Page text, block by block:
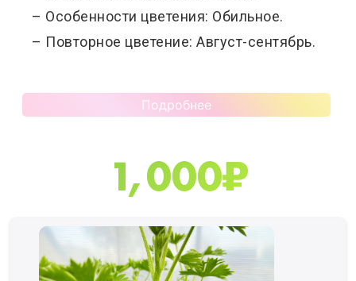
– Особенности цветения: Обильное.
– Повторное цветение: Август-сентябрь.
Подробнее
1,000₽